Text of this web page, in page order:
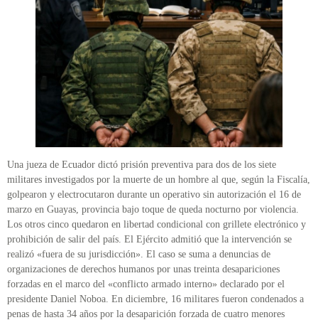
Una jueza de Ecuador dictó prisión preventiva para dos de los siete
militares investigados por la muerte de un hombre al que, según la Fiscalía,
golpearon y electrocutaron durante un operativo sin autorización el 16 de
marzo en Guayas, provincia bajo toque de queda nocturno por violencia.
Los otros cinco quedaron en libertad condicional con grillete electrónico y
prohibición de salir del país. El Ejército admitió que la intervención se
realizó «fuera de su jurisdicción». El caso se suma a denuncias de
organizaciones de derechos humanos por unas treinta desapariciones
forzadas en el marco del «conflicto armado interno» declarado por el
presidente Daniel Noboa. En diciembre, 16 militares fueron condenados a
penas de hasta 34 años por la desaparición forzada de cuatro menores